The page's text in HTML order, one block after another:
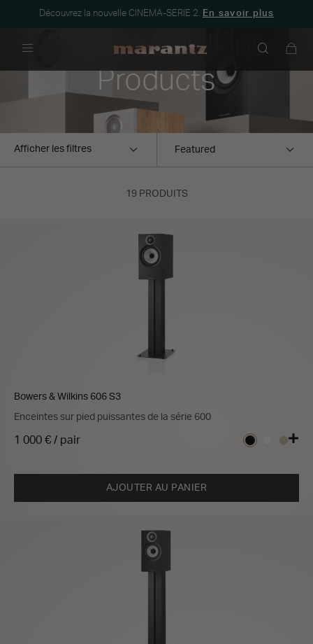
Découvrez la nouvelle CINEMA-SERIE 2. En savoir plus
Bowers & Wilkins
Products
Afficher les filtres
19 PRODUITS
Bowers & Wilkins 606 S3
Enceintes sur pied puissantes de la série 600
1 000 € / pair
AJOUTER AU PANIER